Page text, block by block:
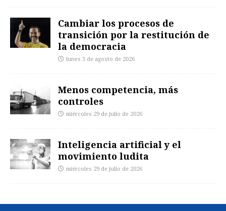
Cambiar los procesos de
transición por la restitución de
la democracia
lunes 3 de agosto de 2026
Menos competencia, más
controles
miércoles 29 de julio de 2026
Inteligencia artificial y el
movimiento ludita
miércoles 29 de julio de 2026